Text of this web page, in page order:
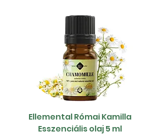
Ellemental Római Kamilla
Esszenciális olaj 5 ml